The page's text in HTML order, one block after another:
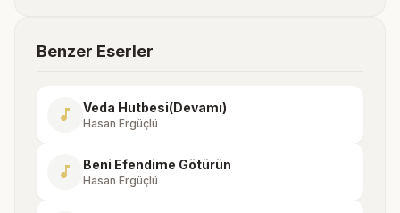
Benzer Eserler
music_note Veda Hutbesi(Devamı)
Hasan Ergüçlü
music_note Beni Efendime Götürün
Hasan Ergüçlü